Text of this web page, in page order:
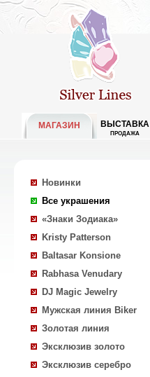
МАГАЗИН ВЫСТАВКА
ПРОДАЖА
Новинки
Все украшения
«Знаки Зодиака»
Kristy Patterson
Baltasar Konsione
Rabhasa Venudary
DJ Magic Jewelry
Мужская линия Biker
Золотая линия
Эксклюзив золото
Эксклюзив серебро